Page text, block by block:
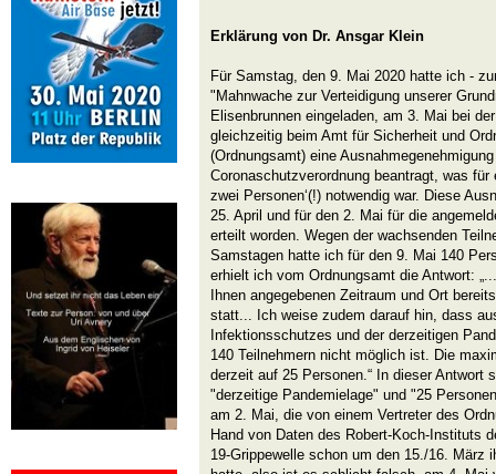
Erklärung von Dr. Ansgar Klein
Für Samstag, den 9. Mai 2020 hatte ich -
"Mahnwache zur Verteidigung unserer
Elisenbrunnen eingeladen, am 3. Mai bei
gleichzeitig beim Amt für Sicherheit und
(Ordnungsamt) eine
Coronaschutzverordnung beantragt, was für
zwei Personen‘(!) notwendig war. Diese
25. April und für den 2. Mai für die
erteilt worden. Wegen der wachsenden
Samstagen hatte ich für den 9. Mai 140
erhielt ich vom Ordnungsamt die Antwort:
Ihnen angegebenen Zeitraum und Ort
statt... Ich weise zudem darauf hin, dass
Infektionsschutzes und der derzeitigen
140 Teilnehmern nicht möglich ist. Die
derzeit auf 25 Personen.“ In dieser Antwort
"derzeitige Pandemielage" und "25
am 2. Mai, die von einem Vertreter des
Hand von Daten des Robert-Koch-Instituts
19-Grippewelle schon um den 15./16. März